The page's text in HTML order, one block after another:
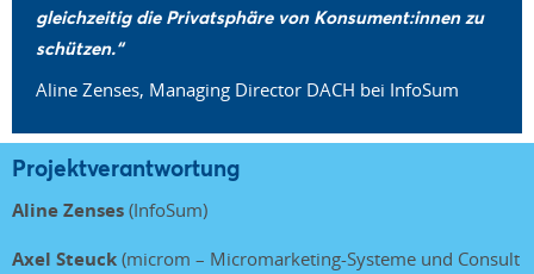
gleichzeitig die Privatsphäre von Konsument:innen zu
schützen.“
Aline Zenses, Managing Director DACH bei InfoSum
Projektverantwortung
Aline Zenses (InfoSum)
Axel Steuck (microm – Micromarketing-Systeme und Consult